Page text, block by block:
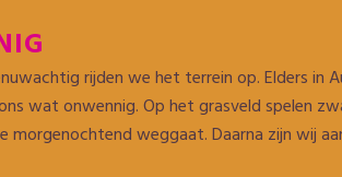
rijden we het terrein op. Elders in
wat onwennig. Op het grasveld spelen
morgenochtend weggaat. Daarna zijn wij